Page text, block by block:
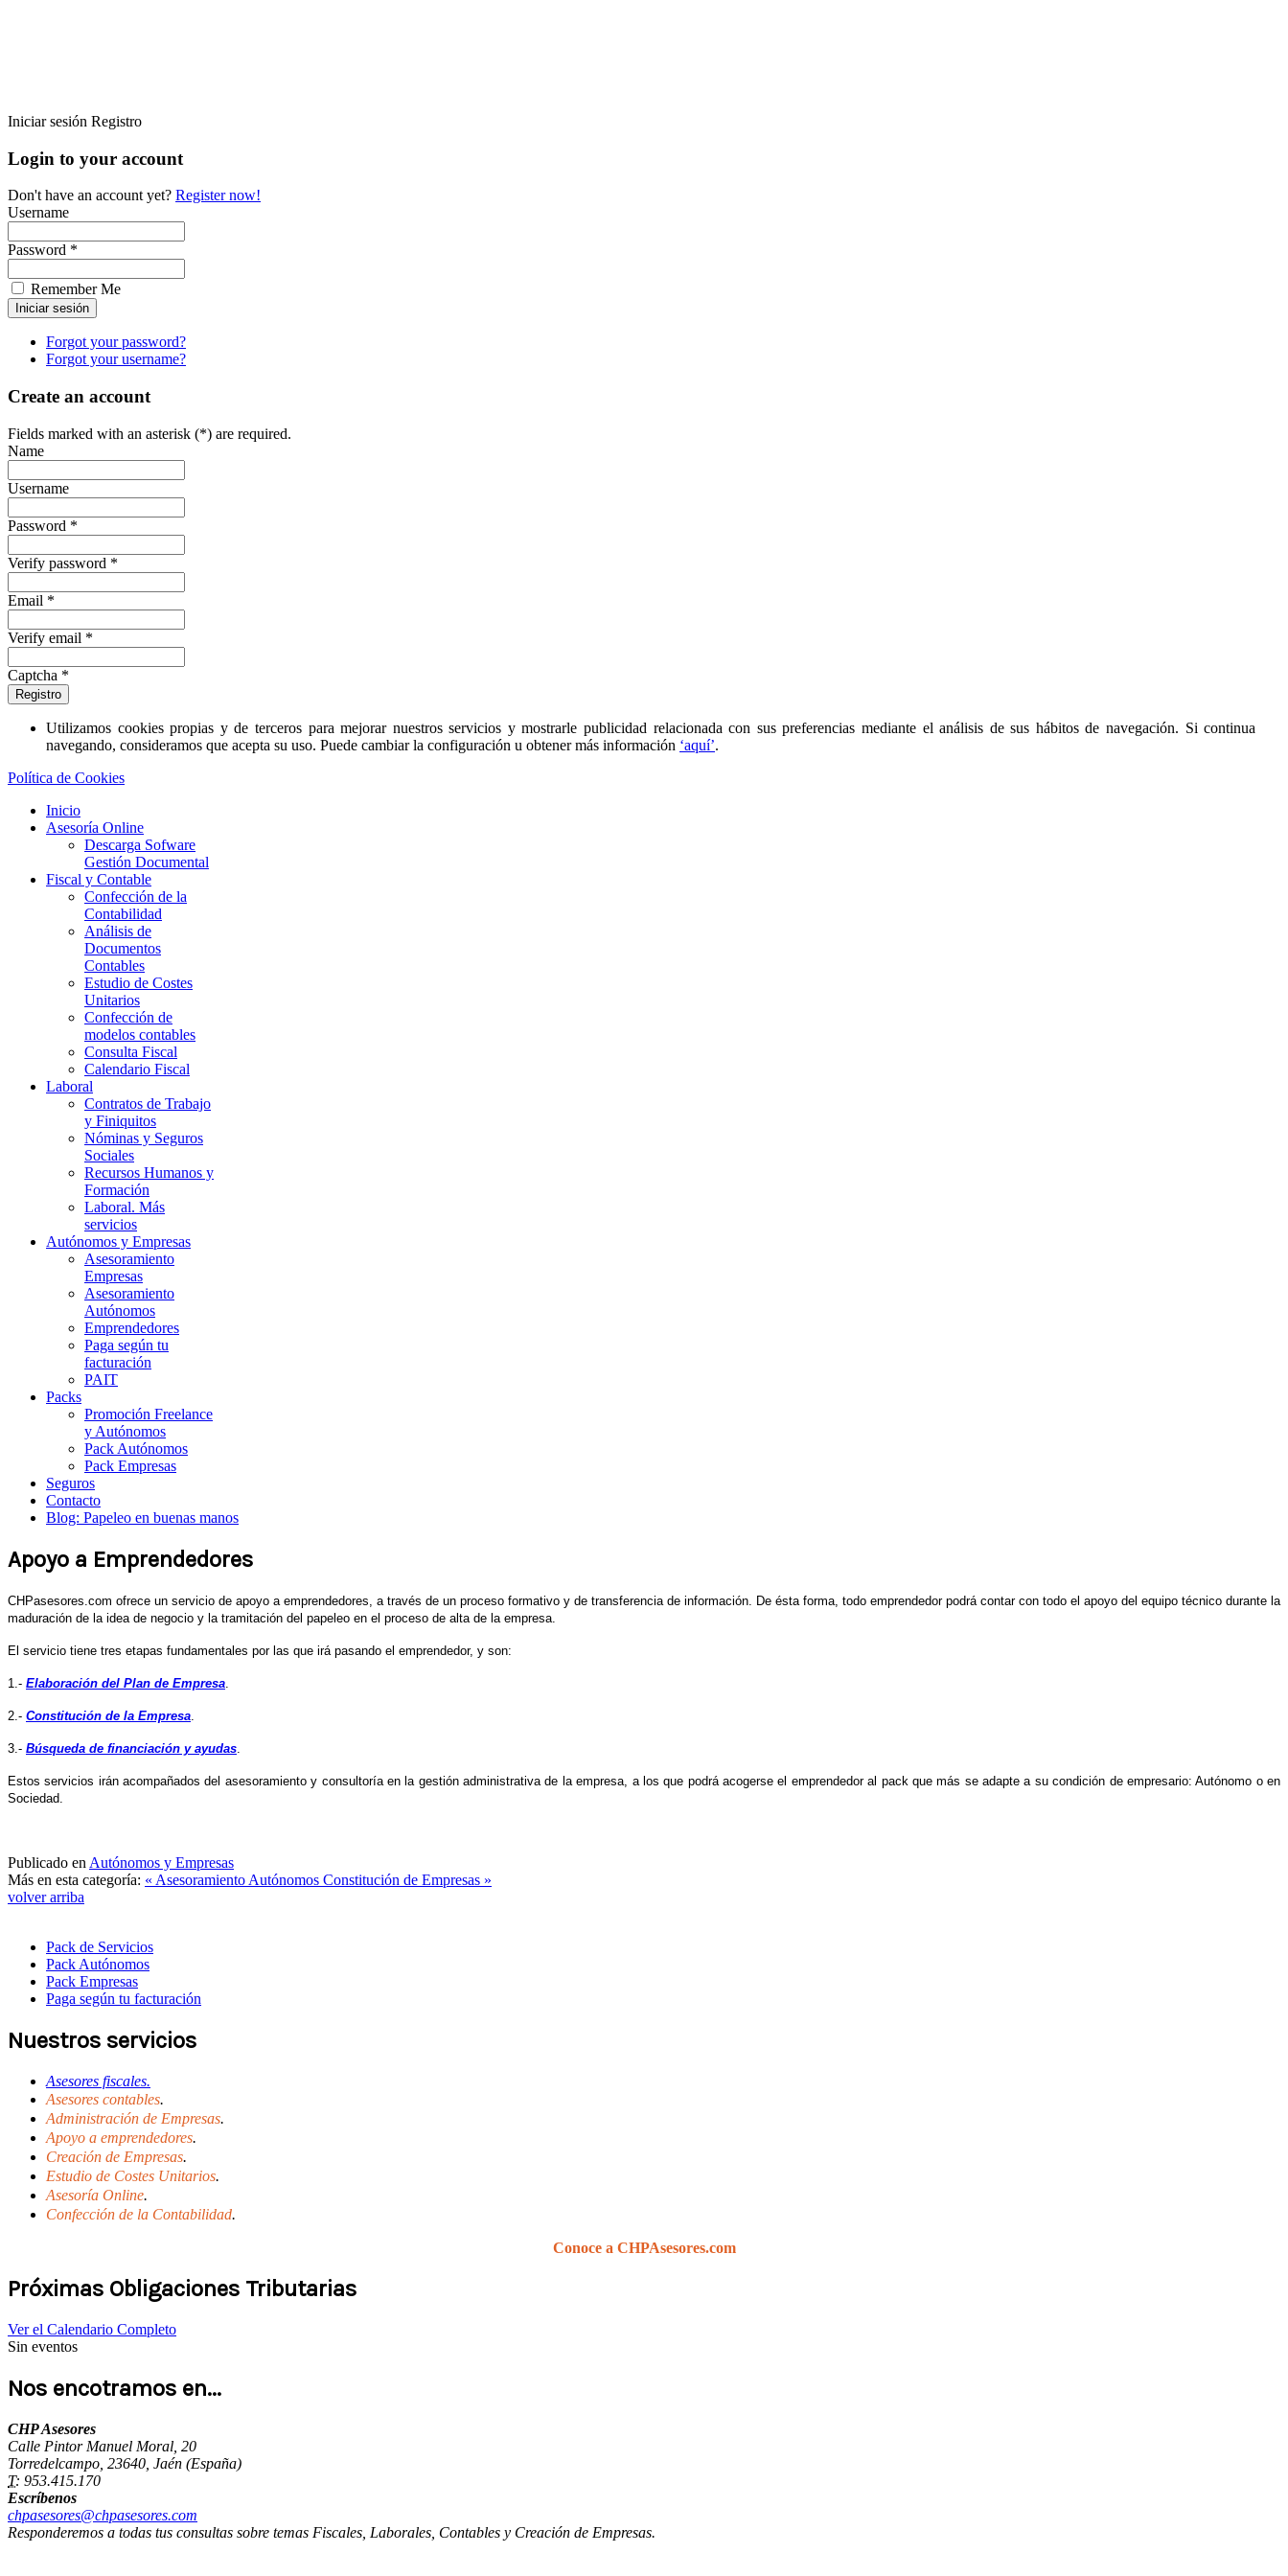
Iniciar sesión Registro
Login to your account
Don't have an account yet? Register now!
Username
Password *
Remember Me
Forgot your password?
Forgot your username?
Create an account
Fields marked with an asterisk (*) are required.
Name
Username
Password *
Verify password *
Email *
Verify email *
Captcha *
Registro
Utilizamos cookies propias y de terceros para mejorar nuestros servicios y mostrarle publicidad relacionada con sus preferencias mediante el análisis de sus hábitos de navegación. Si continua
navegando, consideramos que acepta su uso. Puede cambiar la configuración u obtener más información ‘aquí’.
Política de Cookies
Inicio
Asesoría Online
Descarga Sofware
Gestión Documental
Fiscal y Contable
Confección de la
Contabilidad
Análisis de
Documentos
Contables
Estudio de Costes
Unitarios
Confección de
modelos contables
Consulta Fiscal
Calendario Fiscal
Laboral
Contratos de Trabajo
y Finiquitos
Nóminas y Seguros
Sociales
Recursos Humanos y
Formación
Laboral. Más
servicios
Autónomos y Empresas
Asesoramiento
Empresas
Asesoramiento
Autónomos
Emprendedores
Paga según tu
facturación
PAIT
Packs
Promoción Freelance
y Autónomos
Pack Autónomos
Pack Empresas
Seguros
Contacto
Blog: Papeleo en buenas manos
Apoyo a Emprendedores
CHPasesores.com ofrece un servicio de apoyo a emprendedores, a través de un proceso formativo y de transferencia de información. De ésta forma, todo emprendedor podrá contar con todo el apoyo del equipo técnico durante la
maduración de la idea de negocio y la tramitación del papeleo en el proceso de alta de la empresa.
El servicio tiene tres etapas fundamentales por las que irá pasando el emprendedor, y son:
1.- Elaboración del Plan de Empresa
2.- Constitución de la Empresa
3.- Búsqueda de financiación y ayudas
Estos servicios irán acompañados del asesoramiento y consultoría en la gestión administrativa de la empresa, a los que podrá acogerse el emprendedor al pack que más se adapte a su condición de empresario: Autónomo o en
Sociedad.
Publicado en Autónomos y Empresas
Más en esta categoría: « Asesoramiento Autónomos Constitución de Empresas »
volver arriba
Pack de Servicios
Pack Autónomos
Pack Empresas
Paga según tu facturación
Nuestros servicios
Asesores fiscales.
Asesores contables.
Administración de Empresas.
Apoyo a emprendedores.
Creación de Empresas.
Estudio de Costes Unitarios.
Asesoría Online.
Confección de la Contabilidad.
Conoce a CHPAsesores.com
Próximas Obligaciones Tributarias
Ver el Calendario Completo
Sin eventos
Nos encotramos en...
CHP Asesores
Calle Pintor Manuel Moral, 20
Torredelcampo 23640 Jaén (España)
T: 953.415.170
Escríbenos
chpasesores@chpasesores.com
Responderemos a todas tus consultas sobre temas Fiscales, Laborales, Contables y Creación de Empresas.